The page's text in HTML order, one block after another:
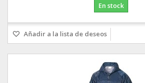
En stock
Añadir a la lista de deseos